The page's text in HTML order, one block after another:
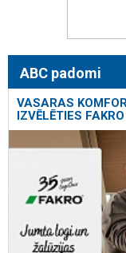
ABC padomi
VASARAS
IZVĒLĒTIES